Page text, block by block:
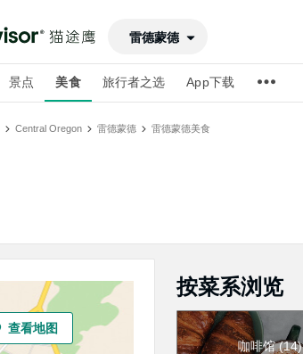
雷德蒙德
景点 美食 旅行者之选 App下载
Central Oregon 雷德蒙德 雷德蒙德美食
查看地图
按菜系浏览
咖啡馆(14)